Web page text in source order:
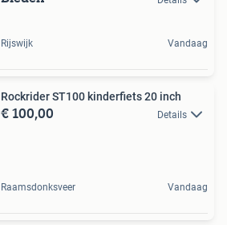
Rijswijk Vandaag
Rockrider ST100 kinderfiets 20 inch
€ 100,00 Details
Raamsdonksveer Vandaag